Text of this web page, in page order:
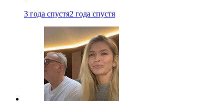
3 года спустя2 года спустя